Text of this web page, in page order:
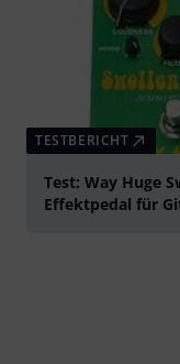
TESTBERICHT
Test: Way Huge
Effektpedal für